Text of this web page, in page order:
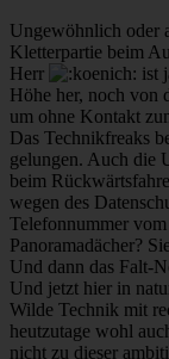
Ungewöhnlich oder
Kletterpartie beim
Herr
ist
Höhe her, noch von
um ohne Kontakt
Das Technikfreaks
gelungen. Auch die
beim
wegen des
Telefonnummer
Panoramadächer?
Und dann das Falt-
Und jetzt hier in
Wilde Technik mit
heutzutage wohl
nicht zu dieser